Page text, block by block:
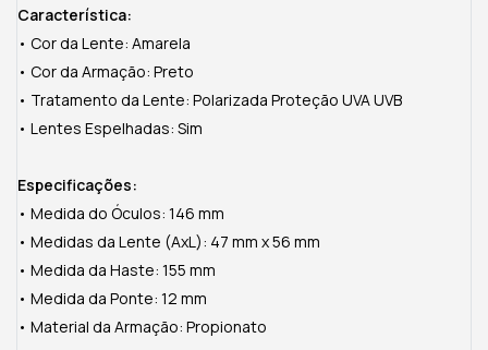
Característica:
• Cor da Lente: Amarela
• Cor da Armação: Preto
• Tratamento da Lente: Polarizada Proteção UVA UVB
• Lentes Espelhadas: Sim
Especificações:
• Medida do Óculos: 146 mm
• Medidas da Lente (AxL): 47 mm x 56 mm
• Medida da Haste: 155 mm
• Medida da Ponte: 12 mm
• Material da Armação: Propionato